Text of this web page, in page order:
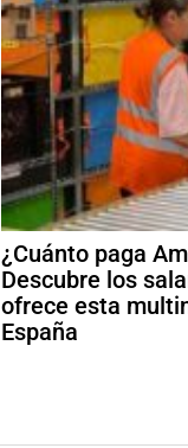
¿Cuánto paga
Descubre los
ofrece esta
España